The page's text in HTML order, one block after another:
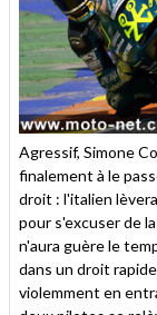
Agressif, Simone
finalement à le
droit : l'italien
pour s'excuser de
n'aura guère le
dans un droit
violemment en